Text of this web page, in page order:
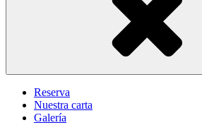
Reserva
Nuestra carta
Galería